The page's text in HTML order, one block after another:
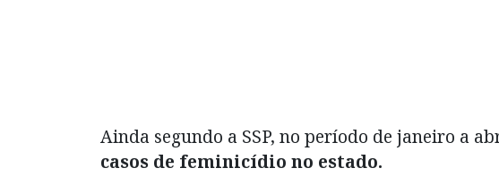
Ainda segundo a SSP, no período de janeiro a
casos de feminicídio no estado.